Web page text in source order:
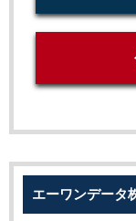
エーワンデータ